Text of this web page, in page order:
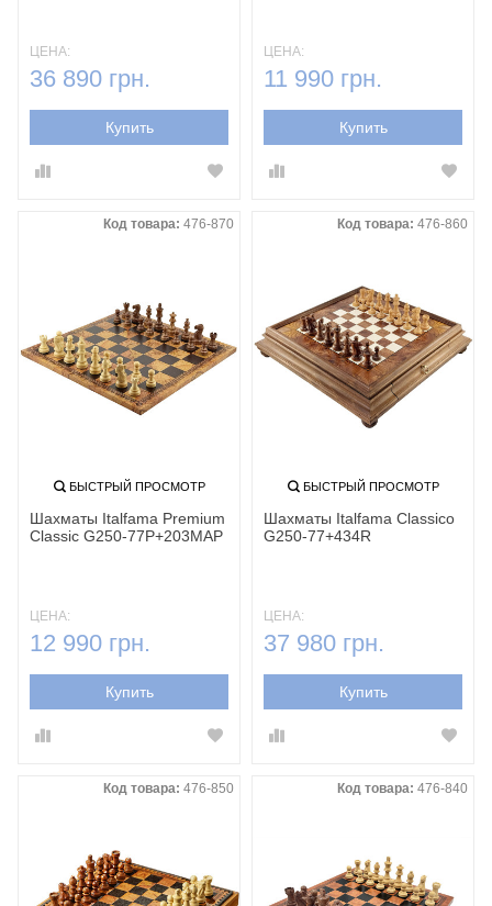
ЦЕНА:
36 890 грн.
Купить
ЦЕНА:
11 990 грн.
Купить
Код товара: 476-870
БЫСТРЫЙ ПРОСМОТР
Шахматы Italfama Premium
Classic G250-77P+203MAP
ЦЕНА:
12 990 грн.
Купить
Код товара: 476-860
БЫСТРЫЙ ПРОСМОТР
Шахматы Italfama Classico
G250-77+434R
ЦЕНА:
37 980 грн.
Купить
Код товара: 476-850 Код товара: 476-840